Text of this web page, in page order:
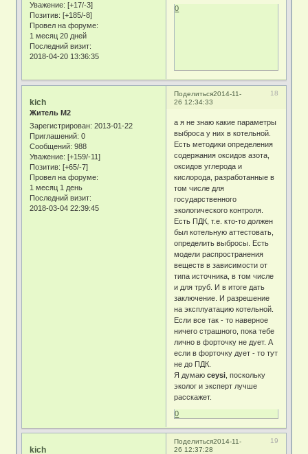
Уважение: [+17/-3]
Позитив: [+185/-8]
Провел на форуме:
1 месяц 20 дней
Последний визит:
2018-04-20 13:36:35
0
Поделиться 18
2014-11-
26 12:34:33
kich
Житель М2
Зарегистрирован: 2013-01-22
Приглашений: 0
Сообщений: 988
Уважение: [+159/-11]
Позитив: [+65/-7]
Провел на форуме:
1 месяц 1 день
Последний визит:
2018-03-04 22:39:45
а я не знаю какие параметры
выброса у них в котельной.
Есть методики определения
содержания оксидов азота,
оксидов углерода и
кислорода, разработанные в
том числе для
государственного
экологического контроля.
Есть ПДК, т.е. кто-то должен
был котельную аттестовать,
определить выбросы. Есть
модели распространения
веществ в зависимости от
типа источника, в том числе
и для труб. И в итоге дать
заключение. И разрешение
на эксплуатацию котельной.
Если все так - то наверное
ничего страшного, пока тебе
лично в форточку не дует. А
если в форточку дует - то тут
не до ПДК.
Я думаюceysi , поскольку
эколог и эксперт лучше
расскажет.
0
Поделиться 19
2014-11-
26 12:37:28
kich